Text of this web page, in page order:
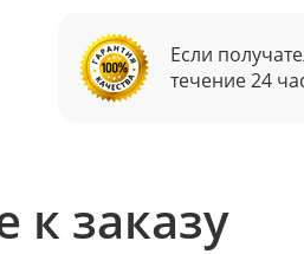
Если
течение 24
к заказу